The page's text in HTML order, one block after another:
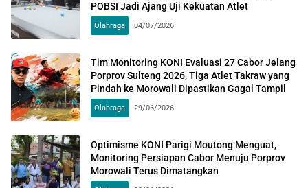
POBSI Jadi Ajang Uji Kekuatan Atlet
Olahraga 04/07/2026
Tim Monitoring KONI Evaluasi 27 Cabor Jelang
Porprov Sulteng 2026, Tiga Atlet Takraw yang
Pindah ke Morowali Dipastikan Gagal Tampil
Olahraga 29/06/2026
Optimisme KONI Parigi Moutong Menguat,
Monitoring Persiapan Cabor Menuju Porprov
Morowali Terus Dimatangkan